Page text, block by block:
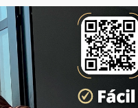
POLICIACA